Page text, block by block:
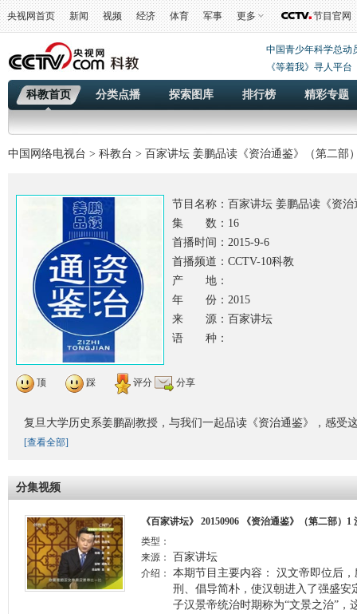
央视网首页 新闻 视频 经济 体育 军事 更多 节目官网
中国青少年科学总动
《等着我》寻人平台
科教首页 分类点播 探索图库 排行榜 精彩专题
中国网络电视台 > 科教台 > 百家讲坛 姜鹏品读《资治通鉴》（第二部
节目名称： 百家讲坛 姜鹏品读《资
集 数：16
首播时间：2015-9-6
首播频道：CCTV-10科教
产 地：
年 份：2015
来 源：百家讲坛
语 种：
顶 踩 评分 分享
复旦大学历史系姜鹏副教授，与我们一起品读《资治通鉴》，感受
[查看全部]
分集视频
《百家讲坛》 20150906 《资治通鉴》（第二部）1
类型：
来源：
百家讲坛
介绍：
本期节目主要内容： 汉文帝即位后
刑、倡导简朴，使汉朝进入了强盛安
子汉景帝统治时期称为“文景之治”，